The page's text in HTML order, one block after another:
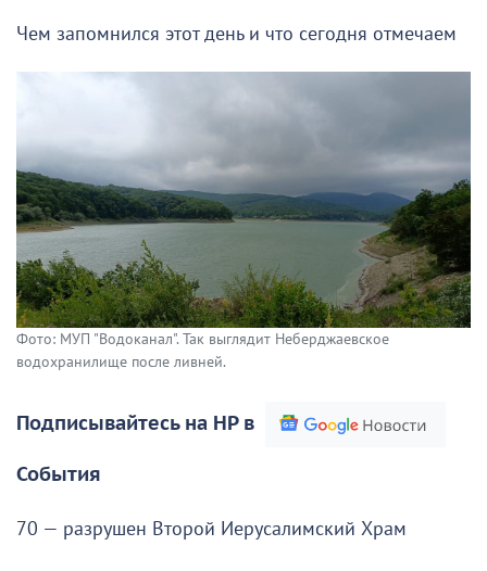
Чем запомнился этот день и что сегодня отмечаем
Фото: МУП "Водоканал". Так выглядит Неберджаевское
водохранилище после ливней.
Подписывайтесь на НР в
События
70 — разрушен Второй Иерусалимский Храм